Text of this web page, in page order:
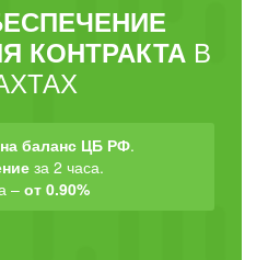
КОНТРАКТАВ
на баланс ЦБ РФ.
за 2 часа.
–от 0.90%